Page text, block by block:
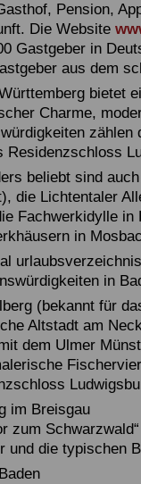
Pension,
Die Website
Gastgeber in
aus dem
bietet
Charme,
Residenzschloss
beliebt sind
die Lichtentaler
Fachwerkidylle in
in
in
(bekannt für
Altstadt am
dem Ulmer
im Breisgau
zum
und die typischen